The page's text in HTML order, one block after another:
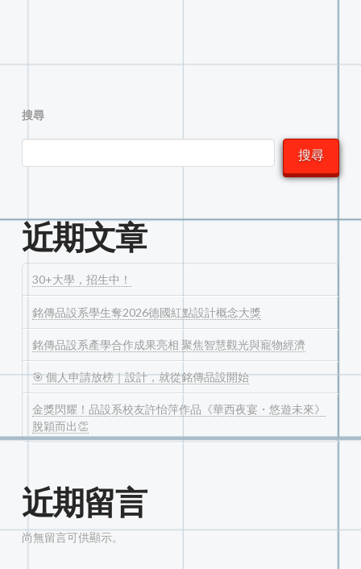
搜尋
搜尋
近期文章
30+大學，招生中！
銘傳品設系學生奪2026德國紅點設計概念大獎
銘傳品設系產學合作成果亮相 聚焦智慧觀光與寵物經濟
🎯 個人申請放榜｜設計，就從銘傳品設開始
金獎閃耀！品設系校友許怡萍作品《華西夜宴・悠遊未來》
脫穎而出👏
近期留言
尚無留言可供顯示。